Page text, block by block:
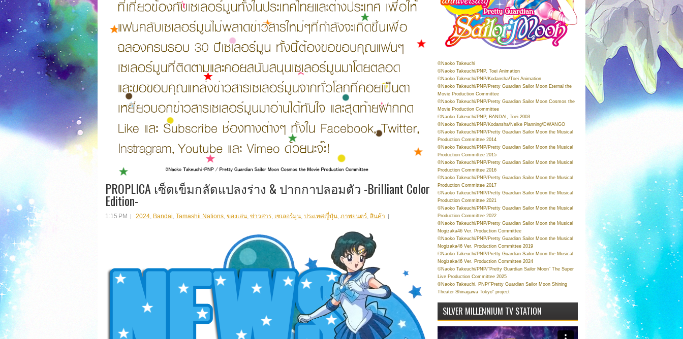
PROPLICA เซ็ตเข็มกลัดแปลงร่าง & ปากกาปลอมตัว -Brilliant Color
Edition-
1:15 PM 2024, Bandai, Tamashii Nations, ของเล่น, ข่าวสาร, เซเลอร์มูน, ประเทศญี่ปุ่น, ภาพยนตร์, สินค้า
©Naoko Takeuchi
©Naoko Takeuchi/PNP, Toei Animation
©Naoko Takeuchi/PNP/Kodansha/Toei Animation
©Naoko Takeuchi/PNP/Pretty Guardian Sailor Moon Eternal the
Movie Production Committee
©Naoko Takeuchi/PNP/Pretty Guardian Sailor Moon Cosmos the
Movie Production Committee
©Naoko Takeuchi/PNP, BANDAI, Toei 2003
©Naoko Takeuchi/PNP/Kodansha/Nelke Planning/DWANGO
©Naoko Takeuchi/PNP/Pretty Guardian Sailor Moon the Musical
Production Committee 2014
©Naoko Takeuchi/PNP/Pretty Guardian Sailor Moon the Musical
Production Committee 2015
©Naoko Takeuchi/PNP/Pretty Guardian Sailor Moon the Musical
Production Committee 2016
©Naoko Takeuchi/PNP/Pretty Guardian Sailor Moon the Musical
Production Committee 2017
©Naoko Takeuchi/PNP/Pretty Guardian Sailor Moon the Musical
Production Committee 2021
©Naoko Takeuchi/PNP/Pretty Guardian Sailor Moon the Musical
Production Committee 2022
©Naoko Takeuchi/PNP/Pretty Guardian Sailor Moon the Musical
Nogizaka46 Ver. Production Committee
©Naoko Takeuchi/PNP/Pretty Guardian Sailor Moon the Musical
Nogizaka46 Ver. Production Committee 2019
©Naoko Takeuchi/PNP/Pretty Guardian Sailor Moon the Musical
Nogizaka46 Ver. Production Committee 2024
©Naoko Takeuchi/PNP/“Pretty Guardian Sailor Moon” The Super
Live Production Committee 2025
©Naoko Takeuchi, PNP/“Pretty Guardian Sailor Moon Shining
Theater Shinagawa Tokyo” project
SILVER MILLENNIUM TV STATION